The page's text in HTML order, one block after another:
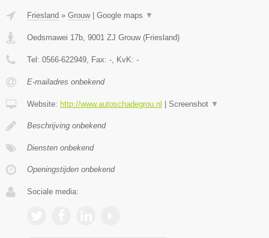
Friesland » Grouw| Google maps ▼
Oedsmawei 17b, 9001 ZJ Grouw(Friesland)
Tel: 0566-622949, Fax: -, KvK: -
E-mailadres onbekend
Website: http://www.autoschadegrou.nl Screenshot ▼
Beschrijving onbekend
Diensten onbekend
Openingstijden onbekend
Sociale media: